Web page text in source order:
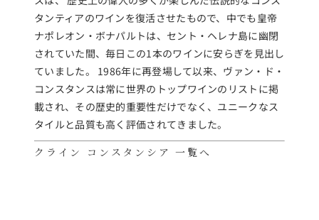
タンティアのワインを復活させたもので、中でも皇帝
ナポレオン・ボナパルトは、セント・ヘレナ島に幽閉
されていた間、毎日この1本のワインに安らぎを見出し
ていました。 1986年に再登場して以来、ヴァン・ド・
コンスタンスは常に世界のトップワインのリストに掲
載され、その歴史的重要性だけでなく、ユニークなス
タイルと品質も高く評価されてきました。
クライン コンスタンシア 一覧へ